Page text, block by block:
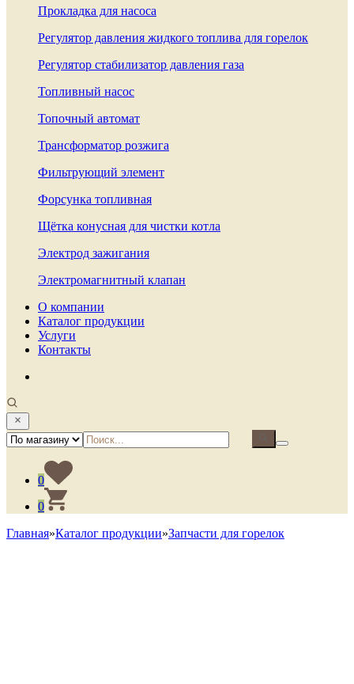
Прокладка для насоса
Регулятор давления жидкого топлива для горелок
Регулятор стабилизатор давления газа
Топливный насос
Топочный автомат
Трансформатор розжига
Фильтрующий элемент
Форсунка топливная
Щётка конусная для чистки котла
Электрод зажигания
Электромагнитный клапан
О компании
Каталог продукции
Услуги
Контакты
0
0
Главная»Каталог продукции»Запчасти для горелок